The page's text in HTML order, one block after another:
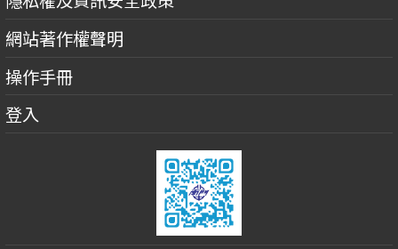
網站著作權聲明
操作手冊
登入